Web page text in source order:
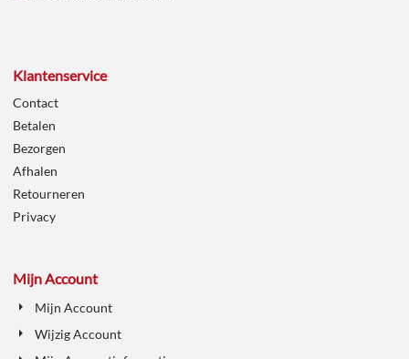
Klantenservice
Contact
Betalen
Bezorgen
Afhalen
Retourneren
Privacy
Mijn Account
Mijn Account
Wijzig Account